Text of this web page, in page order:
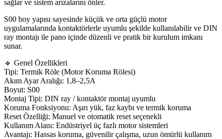
sağlar ve sistem arızalarını önler.
S00 boy yapısı sayesinde küçük ve orta güçlü motor
uygulamalarında kontaktörlerle uyumlu şekilde kullanılabilir ve DIN
ray montajı ile pano içinde düzenli ve pratik bir kurulum imkanı
sunar.
🔹 Genel Özellikleri
Tipi: Termik Röle (Motor Koruma Rölesi)
Akım Ayar Aralığı: 1,8–2,5A
Boyut: S00
Montaj Tipi: DIN ray / kontaktör montaj uyumlu
Koruma Fonksiyonu: Aşırı yük, faz kaybı ve termik koruma
Reset Özelliği: Manuel ve otomatik reset seçenekli
Kullanım Alanı: Endüstriyel üç fazlı motor sistemleri
Avantajı: Hassas koruma, güvenilir çalışma, uzun ömürlü kullanım